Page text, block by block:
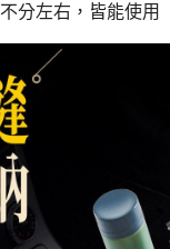
不分左右，皆能使用